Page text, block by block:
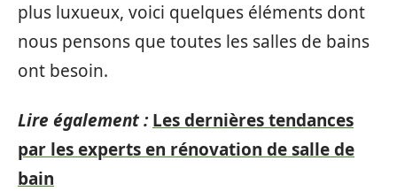
plus luxueux, voici quelques éléments dont
nous pensons que toutes les salles de bains
ont besoin.
Lire également : Les dernières tendances
par les experts en rénovation de salle de
bain